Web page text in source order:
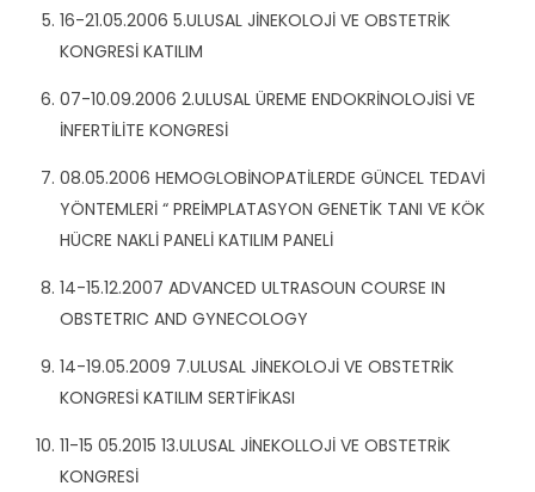
16-21.05.2006 5.ULUSAL JİNEKOLOJİ VE OBSTETRİK
KONGRESİ KATILIM
07-10.09.2006 2.ULUSAL ÜREME ENDOKRİNOLOJİSİ VE
İNFERTİLİTE KONGRESİ
08.05.2006 HEMOGLOBİNOPATİLERDE GÜNCEL TEDAVİ
YÖNTEMLERİ “ PREİMPLATASYON GENETİK TANI VE KÖK
HÜCRE NAKLİ PANELİ KATILIM PANELİ
14-15.12.2007 ADVANCED ULTRASOUN COURSE IN
OBSTETRIC AND GYNECOLOGY
14-19.05.2009 7.ULUSAL JİNEKOLOJİ VE OBSTETRİK
KONGRESİ KATILIM SERTİFİKASI
11-15 05.2015 13.ULUSAL JİNEKOLLOJİ VE OBSTETRİK
KONGRESİ